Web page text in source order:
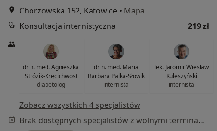
Chorzowska 152, Katowice • Mapa
Konsultacja internistyczna
219 zł
dr n. med. Agnieszka
Strózik-Kręcichwost
diabetolog
dr n. med. Maria
Barbara Palka-Słowik
internista
lek. Jaromir Wiesław
Kuleszyński
internista
Zobacz wszystkich 4 specjalistów
Brak dostępnych specjalistów z wolnymi terminami w tym centrum medycznym.